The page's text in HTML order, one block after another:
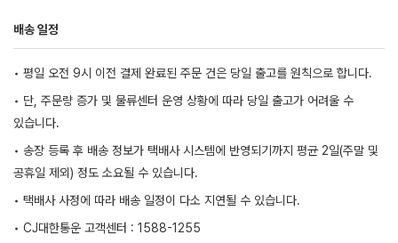
배송 일정
• 평일 오전 9시 이전 결제 완료된 주문 건은 당일 출고를 원칙으로 합니다.
• 단, 주문량 증가 및 물류센터 운영 상황에 따라 당일 출고가 어려울 수
있습니다.
• 송장 등록 후 배송 정보가 택배사 시스템에 반영되기까지 평균 2일(주말 및
공휴일 제외) 정도 소요될 수 있습니다.
• 택배사 사정에 따라 배송 일정이 다소 지연될 수 있습니다.
• CJ대한통운 고객센터 : 1588-1255